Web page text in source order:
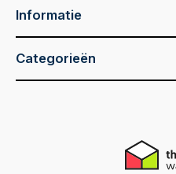
Informatie
Categorieën